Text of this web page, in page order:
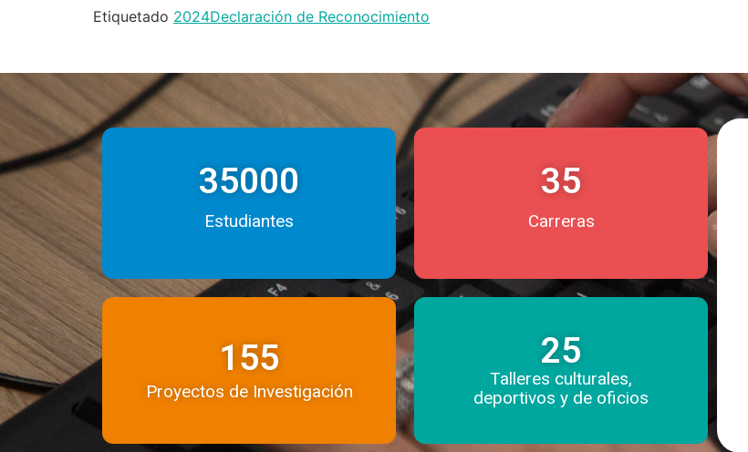
Etiquetado 2024Declaración de Reconocimiento
35000
Estudiantes
155
Proyectos de Investigación
35
Carreras
25
Talleres culturales,
deportivos y de oficios